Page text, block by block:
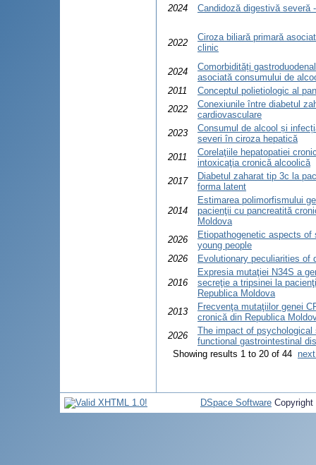
2024 Candidoză digestivă severă
2022
Ciroza biliară primară
clinic
2024
Comorbidități
asociată consumului de
2011
Conceptul polietiologic al
2022
Conexiunile între diabetul
cardiovasculare
2023
Consumul de alcool și
severi în ciroza hepatică
2011
Corelaţiile hepatopatiei
intoxicaţia cronică alcoolică
2017
Diabetul zaharat tip 3c la
forma latent
2014
Estimarea polimorfismului
pacienţii cu pancreatită
Moldova
2026
Etiopathogenetic aspects
young people
2026
Evolutionary peculiarities of
2016
Expresia mutaţiei N34S a
secreţie a tripsinei la
Republica Moldova
2013
Frecvenţa mutaţiilor genei
cronică din Republica
2026
The impact of
functional gastrointestinal
Showing results 1 to 20 of 44
DSpace Software